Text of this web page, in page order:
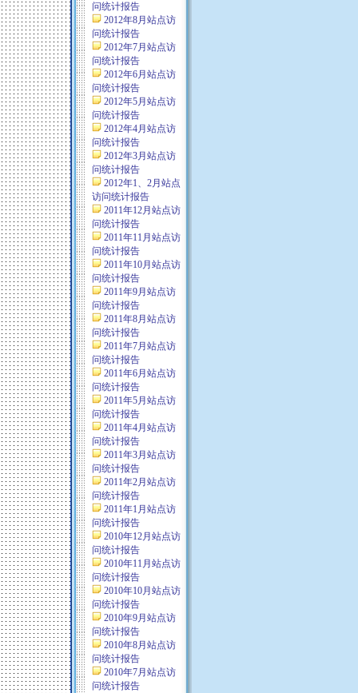
问统计报告
2012年8月站点访
问统计报告
2012年7月站点访
问统计报告
2012年6月站点访
问统计报告
2012年5月站点访
问统计报告
2012年4月站点访
问统计报告
2012年3月站点访
问统计报告
2012年1、2月站点
访问统计报告
2011年12月站点访
问统计报告
2011年11月站点访
问统计报告
2011年10月站点访
问统计报告
2011年9月站点访
问统计报告
2011年8月站点访
问统计报告
2011年7月站点访
问统计报告
2011年6月站点访
问统计报告
2011年5月站点访
问统计报告
2011年4月站点访
问统计报告
2011年3月站点访
问统计报告
2011年2月站点访
问统计报告
2011年1月站点访
问统计报告
2010年12月站点访
问统计报告
2010年11月站点访
问统计报告
2010年10月站点访
问统计报告
2010年9月站点访
问统计报告
2010年8月站点访
问统计报告
2010年7月站点访
问统计报告